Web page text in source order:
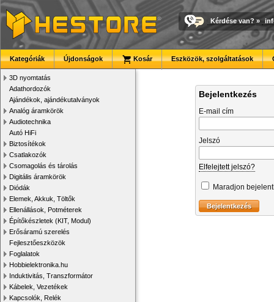
Kérdése van? »
Kategóriák Újdonságok Kosár Eszközök, szolgáltatások
3D nyomtatás
Adathordozók
Ajándékok, ajándékutalványok
Analóg áramkörök
Audiotechnika
Autó HiFi
Biztosítékok
Csatlakozók
Csomagolás és tárolás
Digitális áramkörök
Diódák
Elemek, Akkuk, Töltők
Ellenállások, Potméterek
Építőkészletek (KIT, Modul)
Erősáramú szerelés
Fejlesztőeszközök
Foglalatok
Hobbielektronika.hu
Induktivitás, Transzformátor
Kábelek, Vezetékek
Kapcsolók, Relék
Bejelentkezés
E-mail cím
Jelszó
Elfelejtett jelszó?
Maradjon